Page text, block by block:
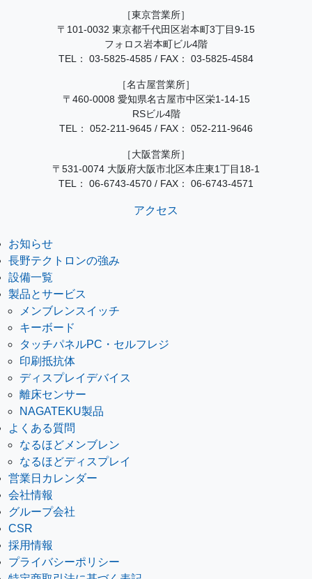
［東京営業所］
〒101-0032 東京都千代田区岩本町3丁目9-15
フォロス岩本町ビル4階
TEL： 03-5825-4585 / FAX： 03-5825-4584
［名古屋営業所］
〒460-0008 愛知県名古屋市中区栄1-14-15
RSビル4階
TEL： 052-211-9645 / FAX： 052-211-9646
［大阪営業所］
〒531-0074 大阪府大阪市北区本庄東1丁目18-1
TEL： 06-6743-4570 / FAX： 06-6743-4571
アクセス
お知らせ
長野テクトロンの強み
設備一覧
製品とサービス
メンブレンスイッチ
キーボード
タッチパネルPC・セルフレジ
印刷抵抗体
ディスプレイデバイス
離床センサー
NAGATEKU製品
よくある質問
なるほどメンブレン
なるほどディスプレイ
営業日カレンダー
会社情報
グループ会社
CSR
採用情報
プライバシーポリシー